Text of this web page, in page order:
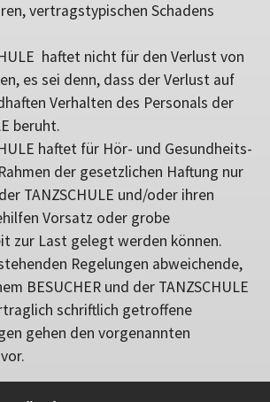
vertragstypischen Schadens
haftet nicht für den Verlust von
es sei denn, dass der Verlust auf
Verhalten des Personals der
beruht.
haftet für Hör- und Gesundheits-
der gesetzlichen Haftung nur
TANZSCHULE und/oder ihren
Vorsatz oder grobe
zur Last gelegt werden können.
Regelungen abweichende,
BESUCHER und der TANZSCHULE
schriftlich getroffene
gehen den vorgenannten